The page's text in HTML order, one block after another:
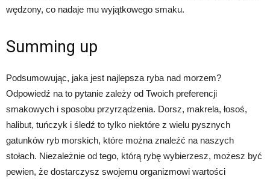
wędzony, co nadaje mu wyjątkowego smaku.
Summing up
Podsumowując, jaka jest najlepsza ryba nad morzem?
Odpowiedź na to pytanie zależy od Twoich preferencji
smakowych i sposobu przyrządzenia. Dorsz, makrela, łosoś,
halibut, tuńczyk i śledź to tylko niektóre z wielu pysznych
gatunków ryb morskich, które można znaleźć na naszych
stołach. Niezależnie od tego, którą rybę wybierzesz, możesz być
pewien, że dostarczysz swojemu organizmowi wartości